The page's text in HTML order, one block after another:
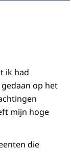
ik had
op het
mijn hoge
die